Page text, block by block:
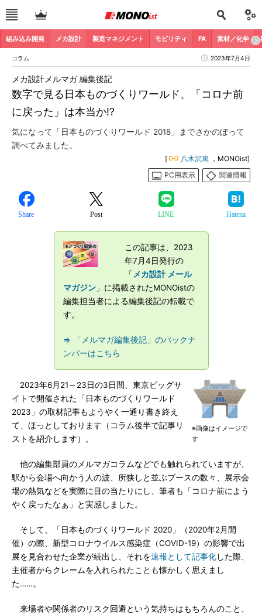
組み込み開発 メカ設計 製造マネジメント モビリティ FA 素材／化学
コラム 2023年7月4日
数字で見る日本ものづくりワールド、「コロナ前
に戻った」は本当か!?
メカ設計メルマガ 編集後記
気になって「日本ものづくりワールド 2018」までさかのぼって
調べてみました。
[ 八木沢篤 ，MONOist]
PC用表示
関連情報
Share Post LINE Hatena
この記事は、2023
年7月4日発行の
「 メカ設計 メール
マガジン」に掲載されたMONOistの
編集担当者による編集後記の転載で
す。
⇒ 「メルマガ編集後記」のバックナ
ンバーはこちら
※画像はイメージで
す
2023年6月21～23日の3日間、東京ビッグサ
イトで開催された「日本ものづくりワールド
2023」の取材記事もようやく一通り書き終え
て、ほっとしております（コラム後半で記事リ
ストを紹介します）。
他の編集部員のメルマガコラムなどでも触れられていますが、
駅から会場へ向かう人の波、所狭しと並ぶブースの数々、展示会
場の熱気などを実際に目の当たりにし、筆者も「コロナ前によう
やく戻ったなぁ」と実感しました。
そして、「日本ものづくりワールド 2020」（2020年2月開
催）の際、新型コロナウイルス感染症（COVID-19）の影響で出
展を見合わせた企業が続出し、それを速報として記事化した際、
主催者からクレームを入れられたことも懐かしく思えまし
た……。
来場者や関係者のリスク回避という気持ちはもちろんのこと、